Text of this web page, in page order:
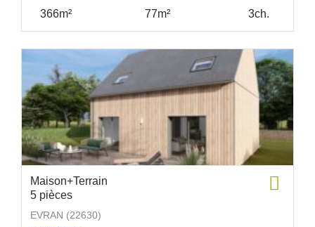
366m² 77m² 3ch.
Maison+Terrain
5 pièces
EVRAN (22630)